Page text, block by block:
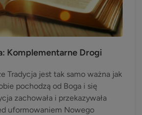
Komplementarne Drogi
Tradycja jest tak samo ważna jak
pochodzą od Boga i się
zachowała i przekazywała
uformowaniem Nowego